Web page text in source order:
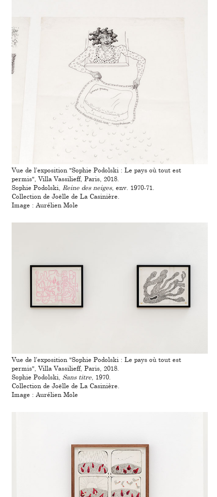
Vue de l’expo­si­tion "Sophie Podolski : Le pays où tout est
permis", Villa Vassilieff, Paris, 2018.
Sophie Podolski, Reine des neiges, env. 1970-71.
Collection de Joëlle de La Casinière.
Image : Aurélien Mole
Vue de l’expo­si­tion "Sophie Podolski : Le pays où tout est
permis", Villa Vassilieff, Paris, 2018.
Sophie Podolski, Sans titre , 1970.
Collection de Joëlle de La Casinière.
Image : Aurélien Mole